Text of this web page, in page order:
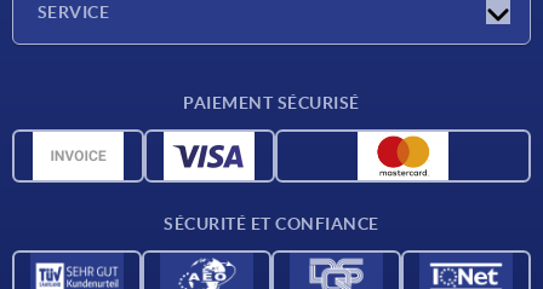
SERVICE
Données CAO
PAIEMENT SÉCURISÉ
SÉCURITÉ ET CONFIANCE